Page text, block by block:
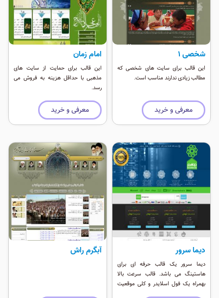
شخصی 1
این قالب برای سایت های شخصی که
مطالب زیادی ندارند مناسب است.
معرفی و خرید
امام زمان
این قالب برای حمایت از سایت های
مذهبی با حداقل هزینه به فروش می
رسد.
معرفی و خرید
دیما سرور
دیما سرور یک قالب حرفه ای برای
هاستینگ می باشد. قالب سرعت بالا
بهمراه یک فول اسلایدر و کلی موقعیت
آبگرم راش